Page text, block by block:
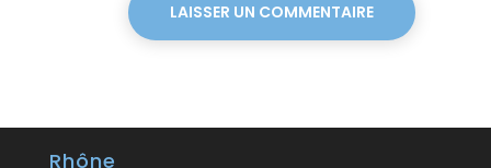
LAISSER UN COMMENTAIRE
Rhône